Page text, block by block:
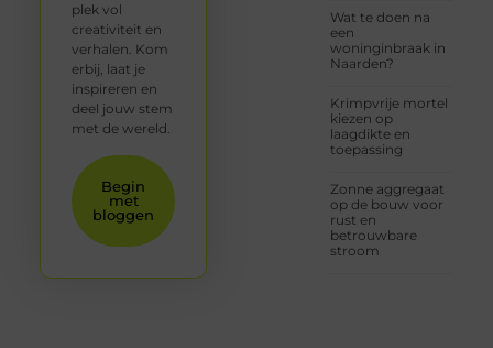
Wat te doen na
een
woninginbraak in
Naarden?
Krimpvrije mortel
kiezen op
laagdikte en
toepassing
Zonne aggregaat
op de bouw voor
rust en
betrouwbare
stroom
plek vol
creativiteit en
verhalen. Kom
erbij, laat je
inspireren en
deel jouw stem
met de wereld.
Begin
met
bloggen